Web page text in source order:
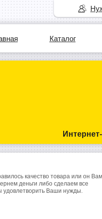
Каталог
качество товара или он
деньги либо сделаем все
удовлетворить Ваши нужды.